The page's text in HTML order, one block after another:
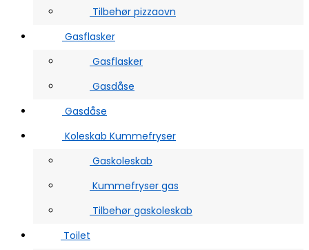
Tilbehør pizzaovn
Gasflasker
Gasflasker
Gasdåse
Gasdåse
Koleskab Kummefryser
Gaskoleskab
Kummefryser gas
Tilbehør gaskoleskab
Toilet